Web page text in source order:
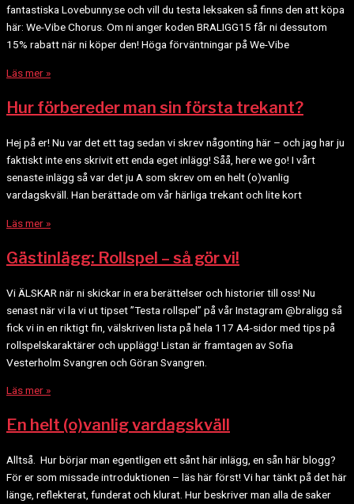
fantastiska Lovebunny.se och vill du testa leksaken så finns den att köpa
här: We-Vibe Chorus. Om ni anger koden BRALIGG15 får ni dessutom
15% rabatt när ni köper den! Höga förväntningar på We-Vibe
Läs mer »
Hur förbereder man sin första trekant?
Hej på er! Nu var det ett tag sedan vi skrev någonting här – och jag har ju
faktiskt inte ens skrivit ett enda eget inlägg! Såå, here we go! I vårt
senaste inlägg så var det ju A som skrev om en helt (o)vanlig
vardagskväll. Han berättade om vår härliga trekant och lite kort
Läs mer »
Gästinlägg: Rollspel – så gör vi!
Vi ÄLSKAR när ni skickar in era berättelser och historier till oss! Nu
senast när vi la vi ut tipset ”Testa rollspel” på vår Instagram @braligg så
fick vi in en riktigt fin, välskriven lista på hela 117 A4-sidor med tips på
rollspelskaraktärer och upplägg! Listan är framtagen av Sofia
Vesterholm Svangren och Göran Svangren.
Läs mer »
En helt (o)vanlig vardagskväll
Alltså. Hur börjar man egentligen ett sånt här inlägg, en sån här blogg?
För er som missade introduktionen – läs här först! Vi har tänkt på det här
länge, reflekterat, funderat och klurat. Hur beskriver man alla de saker